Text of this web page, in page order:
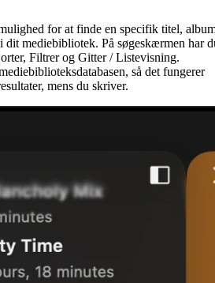
for at finde en specifik titel,
dit mediebibliotek. På søgeskærmen har
Filtrer og Gitter / Listevisning.
så det fungerer
mens du skriver.